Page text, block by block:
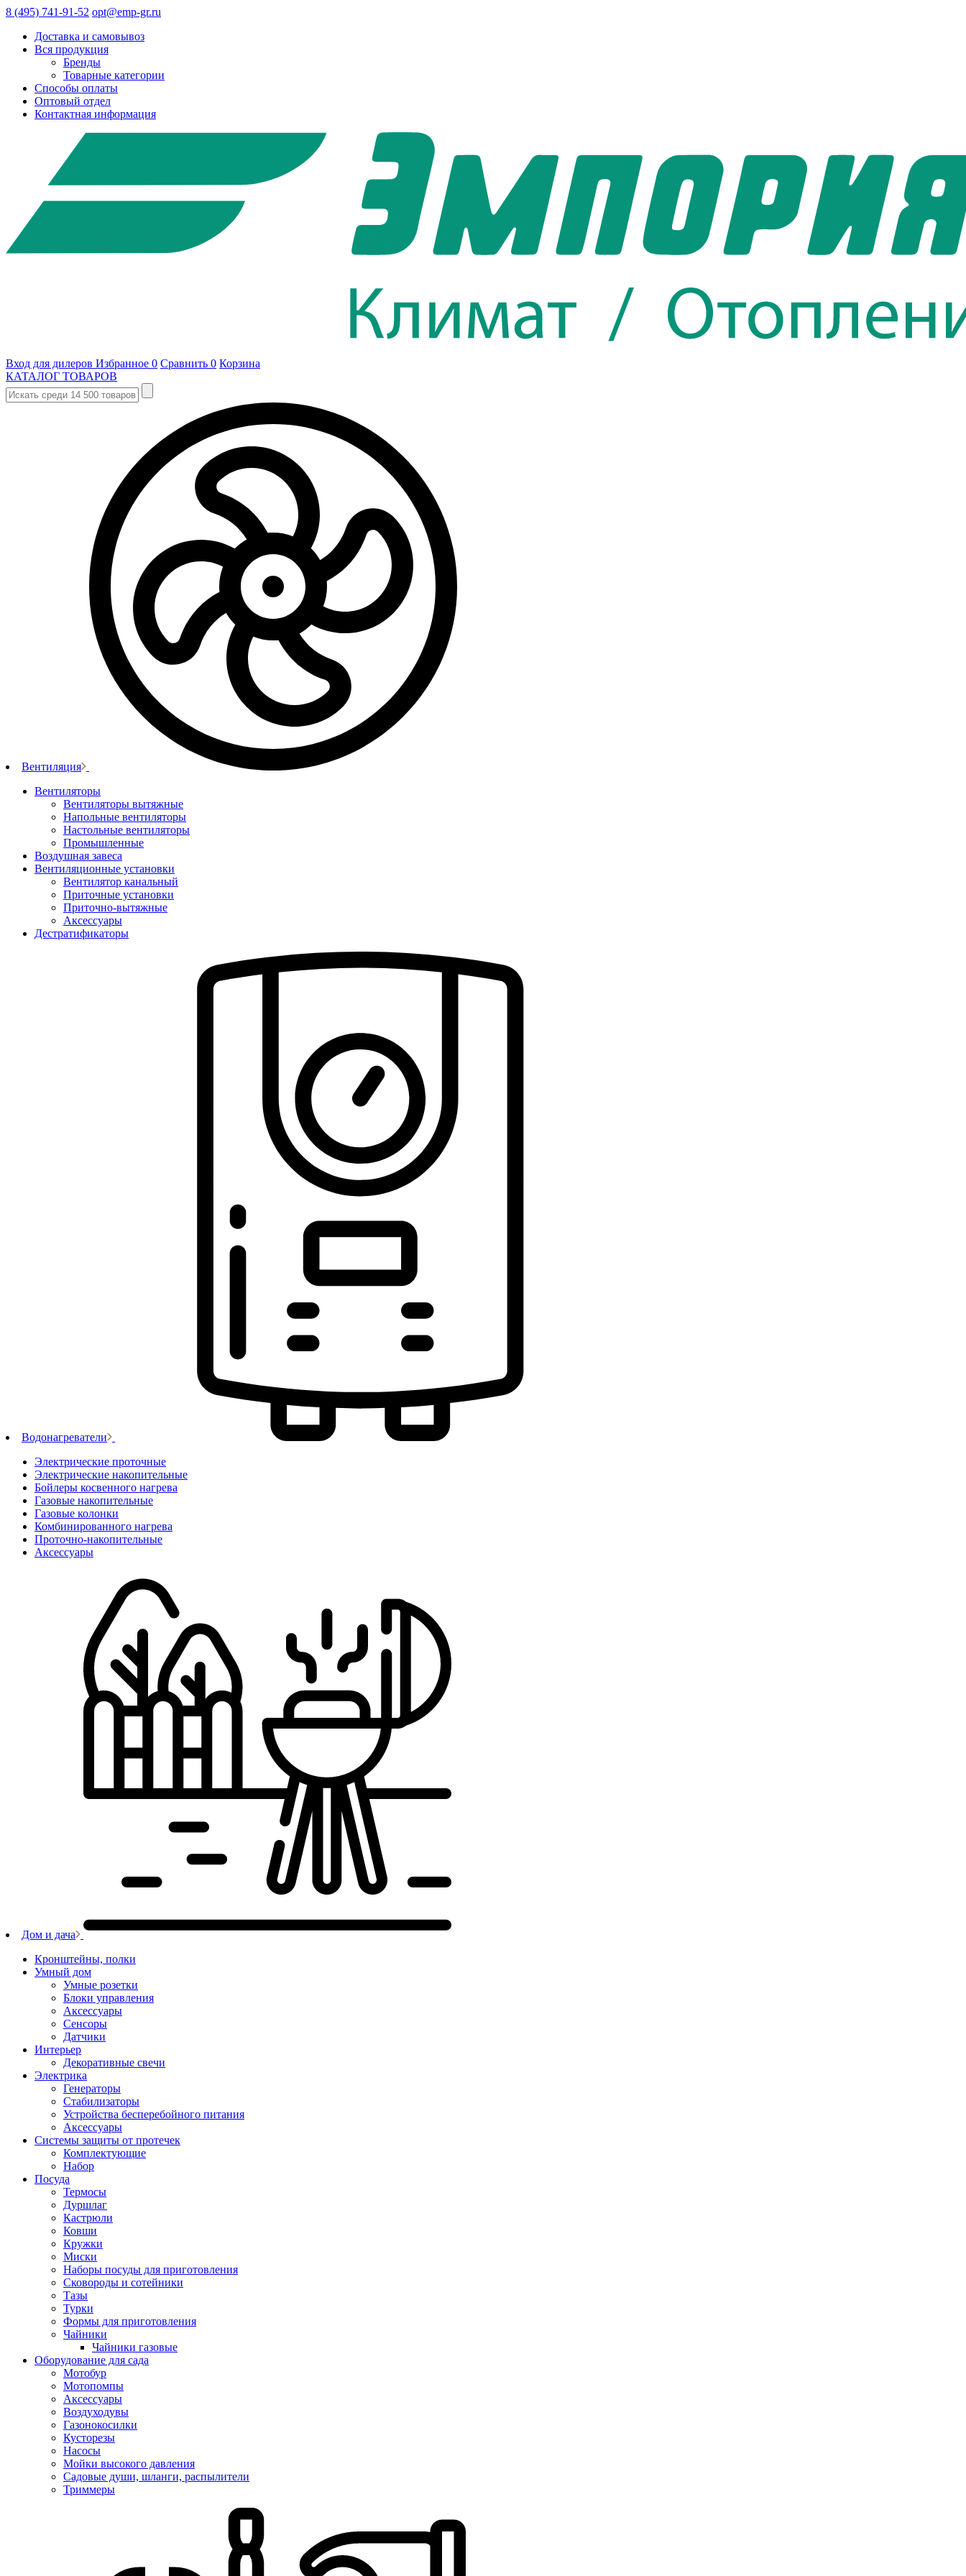
8 (495) 741-91-52 opt@emp-gr.ru
Доставка и самовывоз
Вся продукция
Бренды
Товарные категории
Способы оплаты
Оптовый отдел
Контактная информация
Вход для дилеров Избранное 0 Сравнить 0 Корзина
КАТАЛОГ ТОВАРОВ
Вентиляция
Вентиляторы
Вентиляторы вытяжные
Напольные вентиляторы
Настольные вентиляторы
Промышленные
Воздушная завеса
Вентиляционные установки
Вентилятор канальный
Приточные установки
Приточно-вытяжные
Аксессуары
Дестратификаторы
Водонагреватели
Электрические проточные
Электрические накопительные
Бойлеры косвенного нагрева
Газовые накопительные
Газовые колонки
Комбинированного нагрева
Проточно-накопительные
Аксессуары
Дом и дача
Кронштейны, полки
Умный дом
Умные розетки
Блоки управления
Аксессуары
Сенсоры
Датчики
Интерьер
Декоративные свечи
Электрика
Генераторы
Стабилизаторы
Устройства бесперебойного питания
Аксессуары
Системы защиты от протечек
Комплектующие
Набор
Посуда
Термосы
Дуршлаг
Кастрюли
Ковши
Кружки
Миски
Наборы посуды для приготовления
Сковороды и сотейники
Тазы
Турки
Формы для приготовления
Чайники
Чайники газовые
Оборудование для сада
Мотобур
Мотопомпы
Аксессуары
Воздуходувы
Газонокосилки
Кусторезы
Насосы
Мойки высокого давления
Садовые души, шланги, распылители
Триммеры